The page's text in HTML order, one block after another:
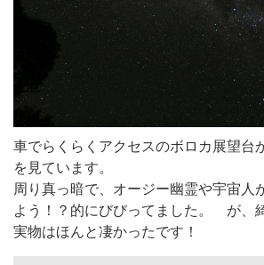
車でらくらくアクセスのボロカ展望台
を見ています。
周り真っ暗で、オージー幽霊や宇宙人
よう！？的にびびってました。 が、
実物はほんと凄かったです！